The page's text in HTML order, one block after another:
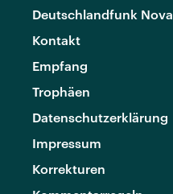
Deutschlandfunk Nova
Kontakt
Empfang
Trophäen
Datenschutzerklärung
Impressum
Korrekturen